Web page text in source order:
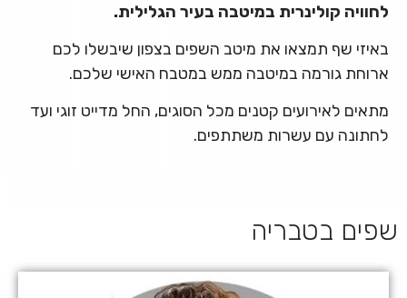
לחוויה קולינרית במיטבה בעיר הגלילית.
באיזי שף תמצאו את מיטב השפים בצפון שיבשלו לכם
ארוחת גורמה במיטבה ממש במטבח האישי שלכם.
מתאים לאירועים קטנים מכל הסוגים, החל מדייט זוגי ועד
לחתונה עם עשרות משתתפים.
שפים בטבריה